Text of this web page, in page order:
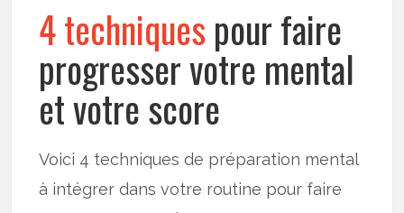
4 techniquespour faire
progresser votre mental
et votre score
Voici 4 techniques de préparation mental
à intégrer dans votre routine pour faire